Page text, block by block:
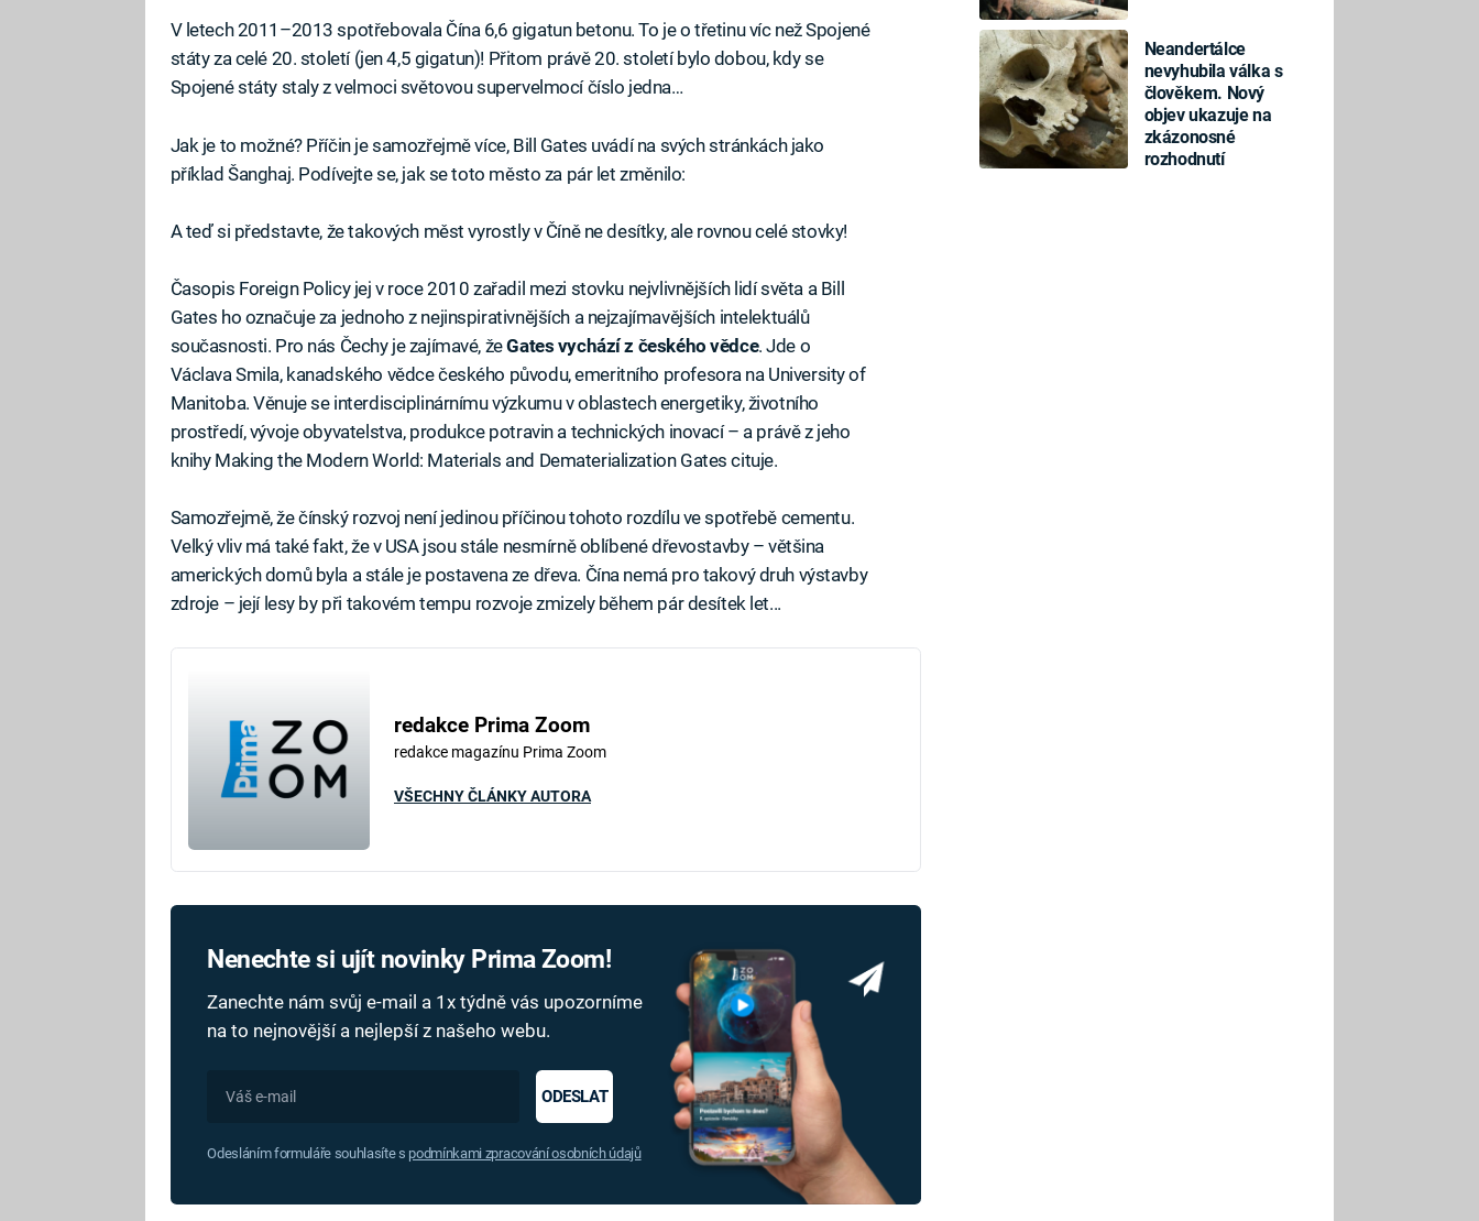
Neandertálce
nevyhubila válka s
člověkem. Nový
objev ukazuje na
zkázonosné
rozhodnutí
V letech 2011–2013 spotřebovala Čína 6,6 gigatun betonu. To je o třetinu víc než Spojené
státy za celé 20. století (jen 4,5 gigatun)! Přitom právě 20. století bylo dobou, kdy se
Spojené státy staly z velmoci světovou supervelmocí číslo jedna…
Jak je to možné? Příčin je samozřejmě více, Bill Gates uvádí na svých stránkách jako
příklad Šanghaj. Podívejte se, jak se toto město za pár let změnilo:
A teď si představte, že takových měst vyrostly v Číně ne desítky, ale rovnou celé stovky!
Časopis Foreign Policy jej v roce 2010 zařadil mezi stovku nejvlivnějších lidí světa a Bill
Gates ho označuje za jednoho z nejinspirativnějších a nejzajímavějších intelektuálů
současnosti. Pro nás Čechy je zajímavé, žeGates vychází z českého vědce. Jde o
Václava Smila, kanadského vědce českého původu, emeritního profesora na University of
Manitoba. Věnuje se interdisciplinárnímu výzkumu v oblastech energetiky, životního
prostředí, vývoje obyvatelstva, produkce potravin a technických inovací – a právě z jeho
knihy Making the Modern World: Materials and Dematerialization Gates cituje.
Samozřejmě, že čínský rozvoj není jedinou příčinou tohoto rozdílu ve spotřebě cementu.
Velký vliv má také fakt, že v USA jsou stále nesmírně oblíbené dřevostavby – většina
amerických domů byla a stále je postavena ze dřeva. Čína nemá pro takový druh výstavby
zdroje – její lesy by při takovém tempu rozvoje zmizely během pár desítek let...
redakce Prima Zoom
redakce magazínu Prima Zoom
VŠECHNY ČLÁNKY AUTORA
Nenechte si ujít novinky Prima Zoom!
Zanechte nám svůj e-mail a 1x týdně vás upozorníme
na to nejnovější a nejlepší z našeho webu.
ODESLAT
Odesláním formuláře souhlasíte s podmínkami zpracování osobních údajů